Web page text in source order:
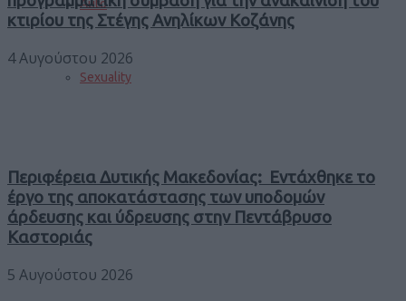
Auto
Sexuality
κτιρίου της Στέγης Ανηλίκων Κοζάνης
4 Αυγούστου 2026
Περιφέρεια Δυτικής Μακεδονίας: Εντάχθηκε το
έργο της αποκατάστασης των υποδομών
άρδευσης και ύδρευσης στην Πεντάβρυσο
Καστοριάς
5 Αυγούστου 2026